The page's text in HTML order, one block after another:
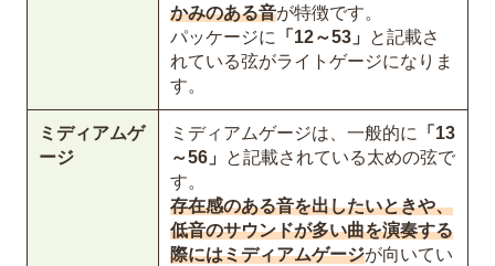
かみのある音が特徴です。
パッケージに
「12～53」 と記載さ
れている弦がライトゲージになりま
す。
ミディアムゲ
ージ
ミディアムゲージは、一般的に
「13
～56」 と記載されている太めの弦で
す。
存在感のある音を出したいときや、
低音のサウンドが多い曲を演奏する
際にはミディアムゲージが向いてい